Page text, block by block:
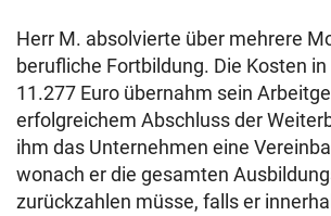
Herr M. absolvierte über mehrere
berufliche Fortbildung. Die Kosten
11.277 Euro übernahm sein
erfolgreichem Abschluss der
ihm das Unternehmen eine
wonach er die gesamten
zurückzahlen müsse, falls er